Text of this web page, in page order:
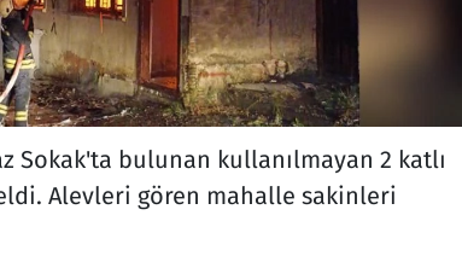
Sokak'ta bulunan kullanılmayan 2 katlı
Alevleri gören mahalle sakinleri